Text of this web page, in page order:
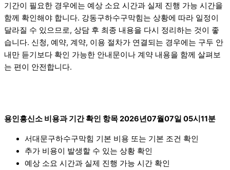
기간이 필요한 경우에는 예상 소요 시간과 실제 진행 가능 시간을
함께 확인해야 합니다. 강동구하수구막힘는 상황에 따라 일정이
달라질 수 있으므로, 상담 후 최종 내용을 다시 정리하는 것이 좋
습니다. 신청, 예약, 계약, 이용 절차가 연결되는 경우에는 구두 안
내만 듣기보다 확인 가능한 안내문이나 계약 내용을 함께 살펴보
는 편이 안전합니다.
용인흥신소 비용과 기간 확인 항목 2026년07월07일 05시11분
서대문구하수구막힘 기본 비용 또는 기본 조건 확인
추가 비용이 발생할 수 있는 상황 확인
예상 소요 시간과 실제 진행 가능 시간 확인